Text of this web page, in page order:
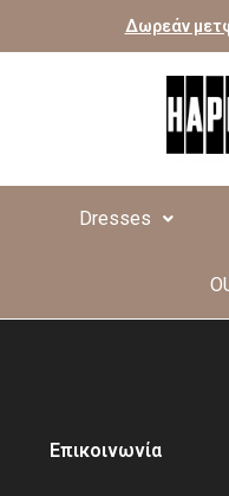
Δωρεάν
Dresses
Επικοινωνία